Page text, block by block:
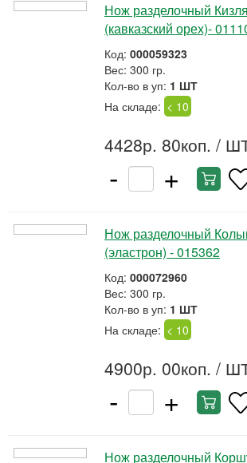
Нож разделочный
(кавказский орех)-
Код: 000059323
Вес: 300 гр.
Кол-во в уп: 1 ШТ
На складе: < 10
4428р. 80коп. /
- +
Нож разделочный
(эластрон) - 015362
Код: 000072960
Вес: 300 гр.
Кол-во в уп: 1 ШТ
На складе: < 10
4900р. 00коп. /
- +
Нож разделочный